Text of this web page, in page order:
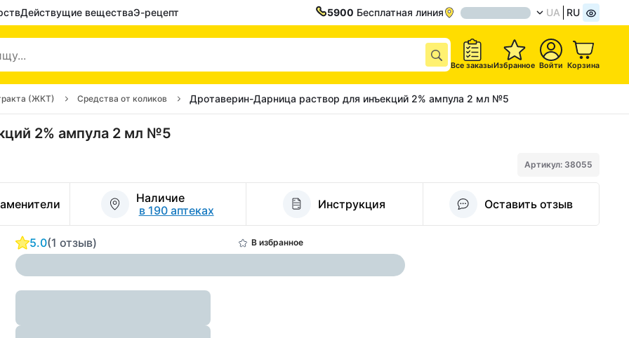
Действущие веществаЭ-рецепт 5900 Бесплатная линия UA RU
Все заказыИзбранное Войти Корзина
(ЖКТ) Средства от коликов Дротаверин-Дарница раствор для инъекций 2% ампула 2 мл №5
2% ампула 2 мл №5
Артикул: 38055
Наличие
в 190 аптеках
Инструкция Оставить отзыв
5.0(1 отзыв) В избранное